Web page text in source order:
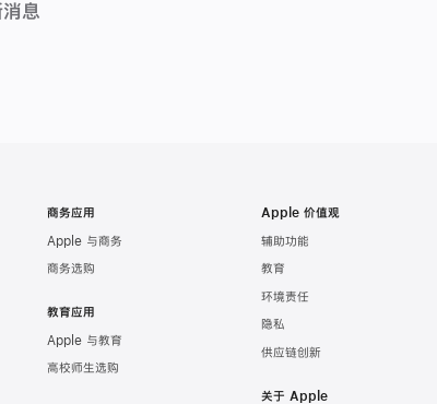
息
商务应用
Apple 与商务
商务选购
教育应用
Apple 与教育
高校师生选购
Apple 价值观
辅助功能
教育
环境责任
隐私
供应链创新
关于 Apple